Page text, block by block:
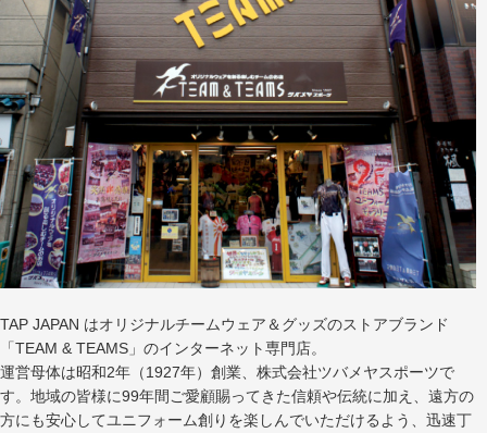
TAP JAPAN はオリジナルチームウェア＆グッズのストアブランド
「TEAM & TEAMS」のインターネット専門店。
運営母体は昭和2年（1927年）創業、株式会社ツバメヤスポーツで
す。地域の皆様に99年間ご愛顧賜ってきた信頼や伝統に加え、遠方の
方にも安心してユニフォーム創りを楽しんでいただけるよう、迅速丁